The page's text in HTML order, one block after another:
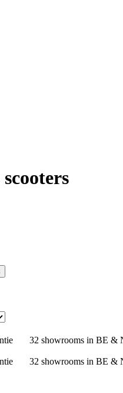
32 showrooms in BE &
32 showrooms in BE &